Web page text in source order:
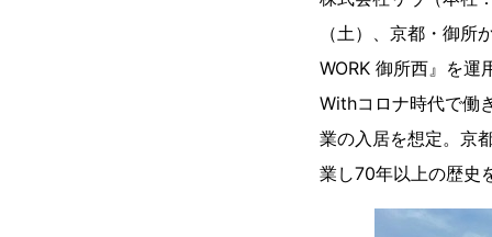
（土）、京都・御
WORK 御所西』を運
Withコロナ時代で働
業の入居を想定。京
業し70年以上の歴史